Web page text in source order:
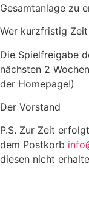
Gesamtanlage zu
Wer kurzfristig
Die Spielfreigabe
nächsten 2
der Homepage!)
Der Vorstand
P.S. Zur Zeit
dem Postkorb
diesen nicht